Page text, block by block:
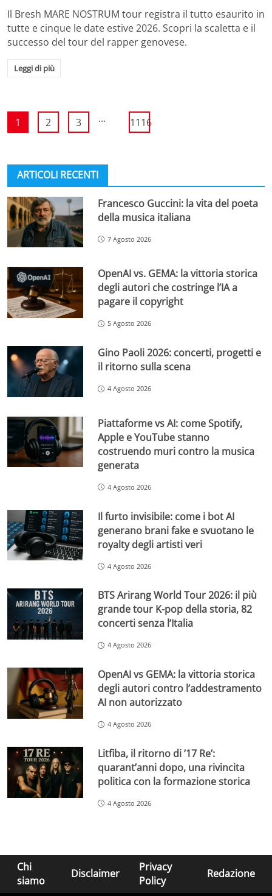
Il Bresh MARE NOSTRUM tour registra il tutto esaurito in
tutte e cinque le date estive 2026. Scopri la scaletta e il
successo del tour del rapper genovese.
Leggi di più
1 2 3 ... 1116
ARTICOLI RECENTI
Francesco Guccini: la vita del poeta
della musica italiana
7 Agosto 2026
OpenAI vs. GEMA: la vittoria storica
degli autori che costringe l’IA a
pagare il copyright
5 Agosto 2026
Gino Paoli 2026: concerti, progetti e
il ritorno sulla scena
4 Agosto 2026
Piattaforme vs AI: come Spotify,
Apple e YouTube stanno
costruendo muri contro la musica
generata
4 Agosto 2026
Il furto invisibile: come i bot AI
generano brani fake e svuotano le
royalty degli artisti veri
4 Agosto 2026
BTS Arirang World Tour 2026: il più
grande tour K-pop della storia, 82
concerti senza l’Italia
4 Agosto 2026
OpenAI vs GEMA: la vittoria storica
degli autori contro l’addestramento
AI non autorizzato
4 Agosto 2026
Litfiba, il ritorno di ’17 Re’:
quarant’anni dopo, una rivincita
politica con la formazione storica
4 Agosto 2026
Chi
siamo
Disclaimer
Privacy
Policy
Redazione